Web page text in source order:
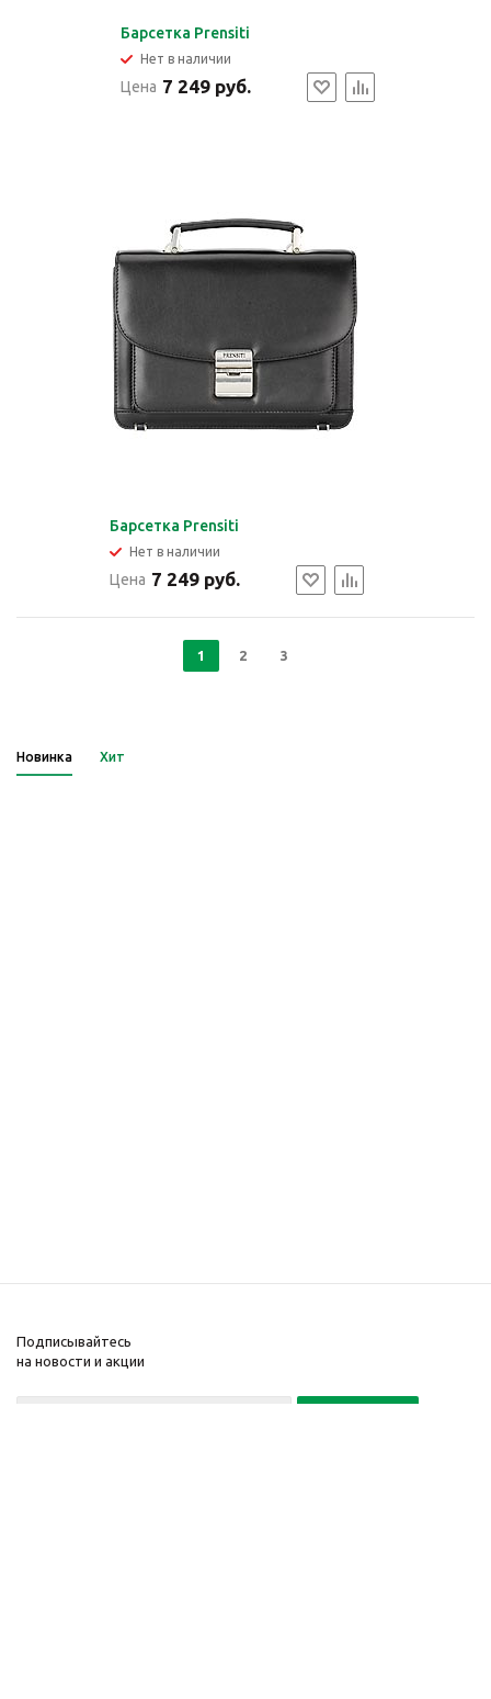
Барсетка Prensiti
Нет в наличии
Цена 7 249 руб.
Барсетка Prensiti
Нет в наличии
Цена 7 249 руб.
1 2 3
Новинка Хит
Подписывайтесь
на новости и акции